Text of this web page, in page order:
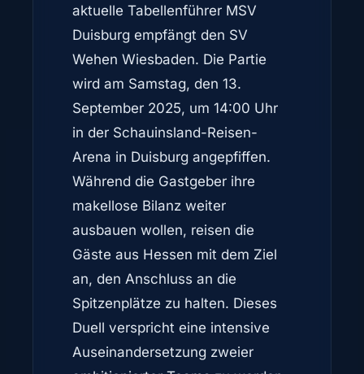
aktuelle Tabellenführer MSV
Duisburg empfängt den SV
Wehen Wiesbaden. Die Partie
wird am Samstag, den 13.
September 2025, um 14:00 Uhr
in der Schauinsland-Reisen-
Arena in Duisburg angepfiffen.
Während die Gastgeber ihre
makellose Bilanz weiter
ausbauen wollen, reisen die
Gäste aus Hessen mit dem Ziel
an, den Anschluss an die
Spitzenplätze zu halten. Dieses
Duell verspricht eine intensive
Auseinandersetzung zweier